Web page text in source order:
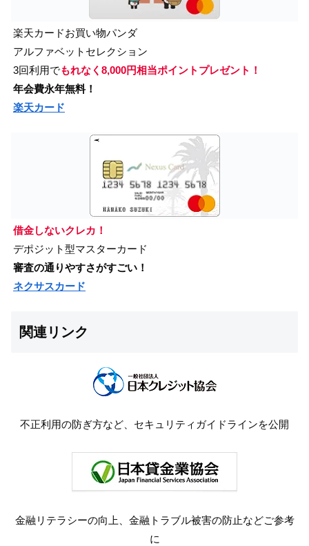
楽天カードお買い物パンダ
アルファベットセレクション
3回利用でもれなく8,000円相当ポイントプレゼント！
年会費永年無料！
楽天カード
借金しないクレカ！
デポジット型マスターカード
審査の通りやすさがすごい！
ネクサスカード
関連リンク
不正利用の防ぎ方など、セキュリティガイドラインを公開
金融リテラシーの向上、金融トラブル被害の防止などご参考
に